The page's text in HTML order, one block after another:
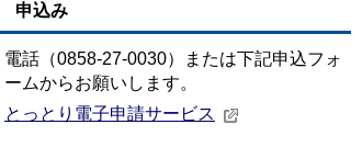
申込み
電話（0858-27-0030）
または下記申込フォ
ームからお願いします。
とっとり電子申請サービス